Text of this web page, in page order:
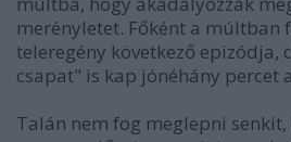
merényletet. Főként a múltban
teleregény következő epizódja,
csapat" is kap jónéhány percet
Talán nem fog meglepni